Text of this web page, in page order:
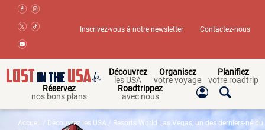
Inscrivez-vous à notre newsletter Contactez-nous
Découvrez
les USA
Organisez
votre voyage
Planifiez
votre roadtrip
Réservez
nos bons plans
Roadtrippez
avec nous
Accueil / Découvrez les USA / Resorts World Las Vegas, un des derniers-né du